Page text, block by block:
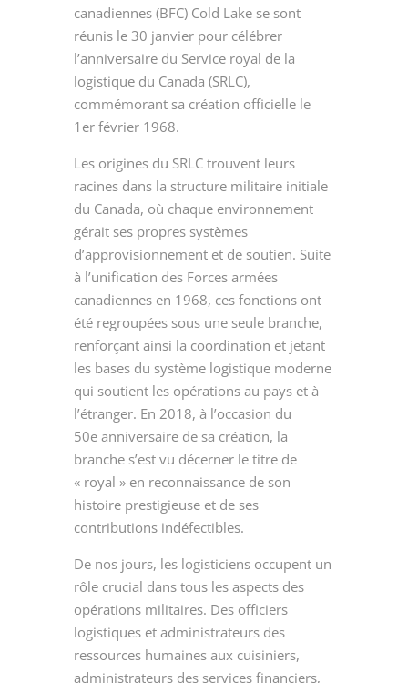
canadiennes (BFC) Cold Lake se sont
réunis le 30 janvier pour célébrer
l’anniversaire du Service royal de la
logistique du Canada (SRLC),
commémorant sa création officielle le
1 erfévrier 1968.
Les origines du SRLC trouvent leurs
racines dans la structure militaire initiale
du Canada, où chaque environnement
gérait ses propres systèmes
d’approvisionnement et de soutien. Suite
à l’unification des Forces armées
canadiennes en 1968, ces fonctions ont
été regroupées sous une seule branche,
renforçant ainsi la coordination et jetant
les bases du système logistique moderne
qui soutient les opérations au pays et à
l’étranger. En 2018, à l’occasion du
50eanniversaire de sa création, la
branche s’est vu décerner le titre de
« royal » en reconnaissance de son
histoire prestigieuse et de ses
contributions indéfectibles.
De nos jours, les logisticiens occupent un
rôle crucial dans tous les aspects des
opérations militaires. Des officiers
logistiques et administrateurs des
ressources humaines aux cuisiniers,
administrateurs des services financiers,